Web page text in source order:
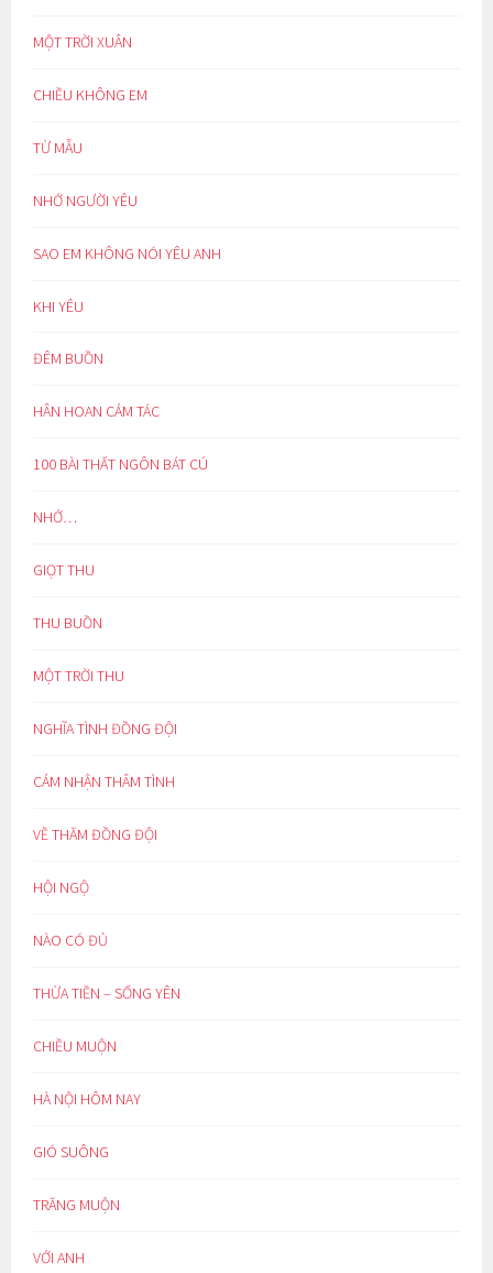
MỘT TRỜI XUÂN
CHIỀU KHÔNG EM
TỪ MẪU
NHỚ NGƯỜI YÊU
SAO EM KHÔNG NÓI YÊU ANH
KHI YÊU
ĐÊM BUỒN
HÂN HOAN CẢM TÁC
100 BÀI THẤT NGÔN BÁT CÚ
NHỚ…
GIỌT THU
THU BUỒN
MỘT TRỜI THU
NGHĨA TÌNH ĐỒNG ĐỘI
CẢM NHẬN THÂM TÌNH
VỀ THĂM ĐỒNG ĐỘI
HỘI NGỘ
NÀO CÓ ĐỦ
THỪA TIỀN – SỐNG YÊN
CHIỀU MUỘN
HÀ NỘI HÔM NAY
GIÓ SUÔNG
TRĂNG MUỘN
VỚI ANH